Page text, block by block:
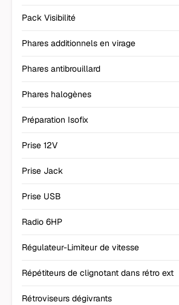
Pack Visibilité
Phares additionnels en virage
Phares antibrouillard
Phares halogènes
Préparation Isofix
Prise 12V
Prise Jack
Prise USB
Radio 6HP
Régulateur-Limiteur de vitesse
Répétiteurs de clignotant dans rétro ext
Rétroviseurs dégivrants